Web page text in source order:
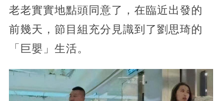
老老實實地點頭同意了，在臨近出發的
前幾天，節目組充分見識到了劉思琦的
「巨嬰」生活。